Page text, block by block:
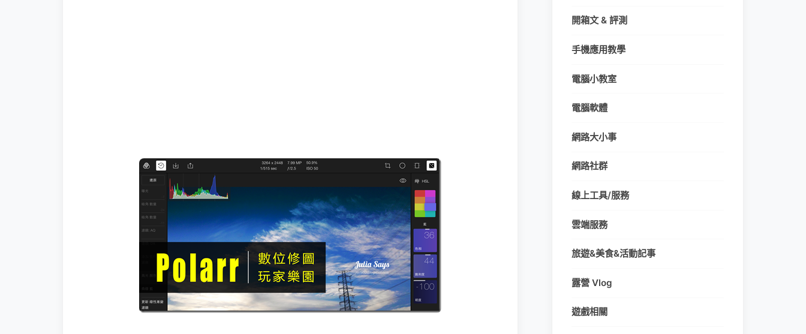
開箱文 & 評測
手機應用教學
電腦小教室
電腦軟體
網路大小事
網路社群
線上工具/服務
雲端服務
旅遊&美食&活動記事
露營 Vlog
遊戲相關